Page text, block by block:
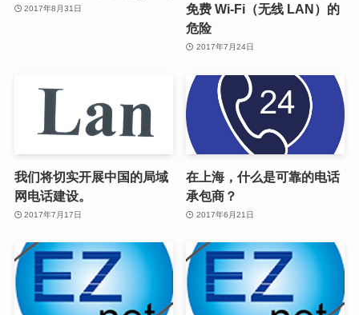
2017年8月31日
免费 Wi-Fi（无线 LAN）的
危险
2017年7月24日
我们将切实开展中国的局域
网电话建设。
2017年7月17日
在上海，什么是可靠的电话
承包商？
2017年6月21日